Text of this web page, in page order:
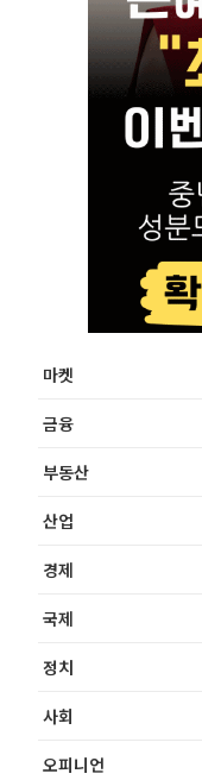
마켓
금융
부동산
산업
경제
국제
정치
사회
오피니언